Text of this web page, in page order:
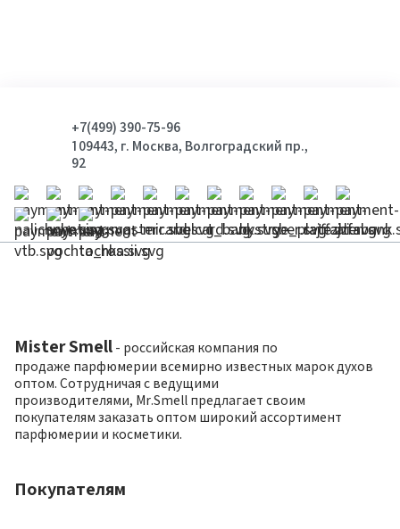
+7(499) 390-75-96
109443, г. Москва, Волгоградский пр.,
92
Mister Smell - российская компания по
продаже парфюмерии всемирно известных марок духов
оптом. Сотрудничая с ведущими
производителями, Mr.Smell предлагает своим
покупателям заказать оптом широкий ассортимент
парфюмерии и косметики.
Покупателям